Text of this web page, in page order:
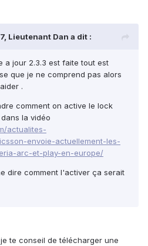
Lieutenant Dan a dit :
a jour 2.3.3 est faite tout est
que je ne comprend pas alors
.
comment on active le lock
la vidéo
actualites-
envoie-actuellement-les-
arc-et-play-en-europe/
dire comment l'activer ça serait
te conseil de télécharger une